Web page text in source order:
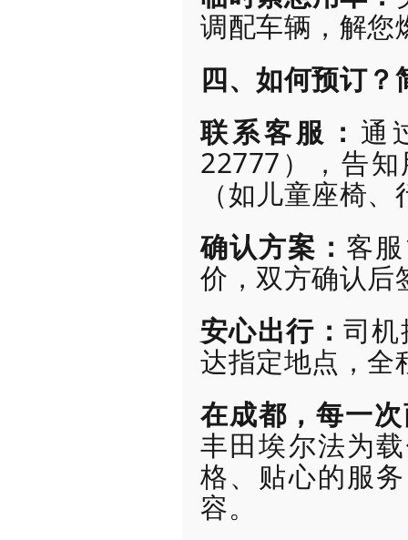
调配车辆，解您
四、如何预订
联系客服： 通
22777），告
（如儿童座椅
确认方案： 客
价，双方确认后
安心出行：司
达指定地点，全
在成都，每一
丰田埃尔法为
格、贴心的服
容。